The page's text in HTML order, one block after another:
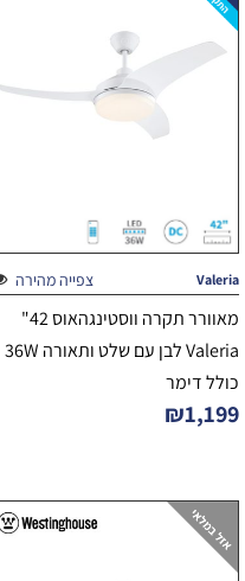
צפייה מהירה Valeria
מאוורר תקרה ווסטינגהאוס 42"
Valeria לבן עם שלט ותאורה 36W
כולל דימר
₪1,199